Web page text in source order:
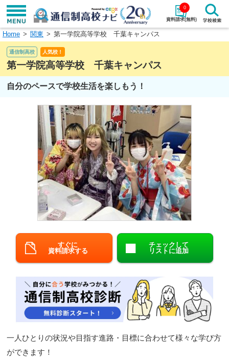
資料請求(無料)
0
学校名で探す
エリアから探す
エリアを選択して探す
北海道・東北
北陸・甲信越
中国
九州・沖縄
閉じる
Home 関東 第一学院高等学校 千葉キャンパス
通信制高校 人気校！
第一学院高等学校 千葉キャンパス
自分のペースで学校生活を楽しもう！
すぐに
資料請求する
チェックして
リストに追加
一人ひとりの状況や目指す進路・目標に合わせて様々な学び方
ができます！